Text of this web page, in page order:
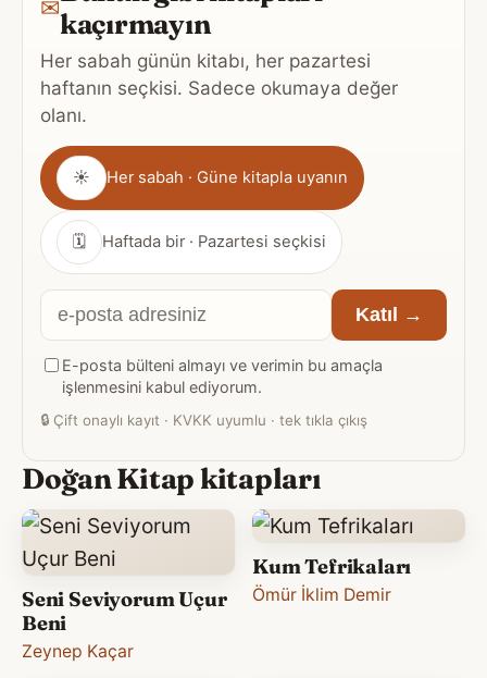
✉kaçırmayın
Her sabah günün kitabı, her pazartesi
haftanın seçkisi. Sadece okumaya değer
olanı.
Gönderim
sıklığı
☀ Her sabah · Güne kitapla uyanın
🗓 Haftada bir · Pazartesi seçkisi
E-
posta
adresiniz
Katıl →
E-posta bülteni almayı ve verimin bu amaçla
işlenmesini kabul ediyorum.
🔒 Çift onaylı kayıt · KVKK uyumlu · tek tıkla çıkış
Doğan Kitap kitapları
Seni Seviyorum Uçur
Beni
Zeynep Kaçar
Kum Tefrikaları
Ömür İklim Demir